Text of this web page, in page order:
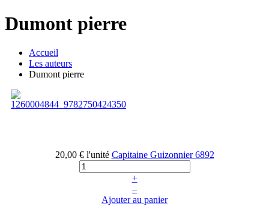
Dumont pierre
Accueil
Les auteurs
Dumont pierre
20,00 € l'unité Capitaine Guizonnier6892
+
–
Ajouter au panier